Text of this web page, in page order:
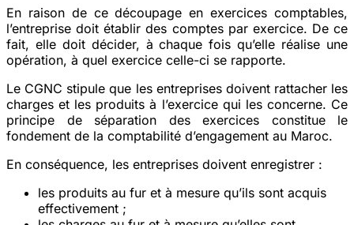
En raison de ce découpage en exercices comptables,
l’entreprise doit établir des comptes par exercice. De ce
fait, elle doit décider, à chaque fois qu’elle réalise une
opération, à quel exercice celle-ci se rapporte.
Le CGNC stipule que les entreprises doivent rattacher les
charges et les produits à l’exercice qui les concerne. Ce
principe de séparation des exercices constitue le
fondement de la comptabilité d’engagement au Maroc.
En conséquence, les entreprises doivent enregistrer :
les produits au fur et à mesure qu’ils sont acquis
effectivement ;